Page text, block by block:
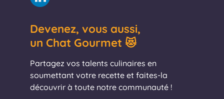
Devenez, vous aussi,
un Chat Gourmet 😻
Partagez vos talents culinaires en
soumettant votre recette et faites-la
découvrir à toute notre communauté !